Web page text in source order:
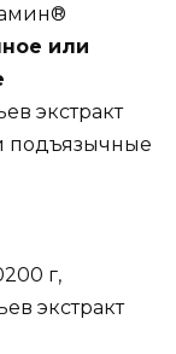
или
экстракт
подъязычные
г,
экстракт